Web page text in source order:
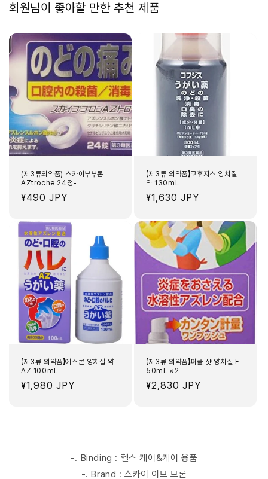
회원님이 좋아할 만한 추천 제품
(제3류의약품) 스카이부부론
AZtroche 24정-
정
¥490 JPY
【제3류 의약품】코후지스 양치질
약 130mL
정
¥1,630 JPY
【제3류 의약품】에스콘 양치질 약
AZ 100mL
정
¥1,980 JPY
【제3류 의약품】퍼플 샷 양치질 F
50mL ×2
정
¥2,830 JPY
-. Binding : 헬스 케어&케어 용품
-. Brand : 스카이 이브 브론